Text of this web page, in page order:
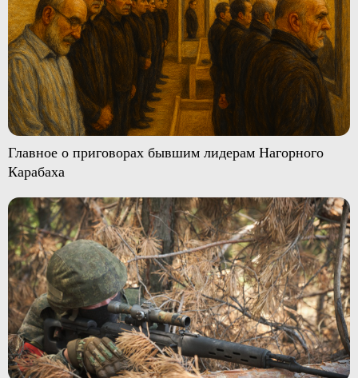
Главное о приговорах бывшим лидерам Нагорного
Карабаха